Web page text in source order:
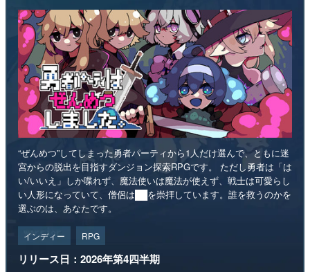
“ぜんめつ”してしまった勇者パーティから1人だけ選んで、ともに迷
宮からの脱出を目指すダンジョン探索RPGです。 ただし勇者は「は
い/いいえ」しか喋れず、魔法使いは魔法が使えず、戦士は可愛らし
い人形になっていて、僧侶は██を崇拝しています。誰を救うのかを
選ぶのは、あなたです。
インディー RPG
リリース日：2026年第4四半期